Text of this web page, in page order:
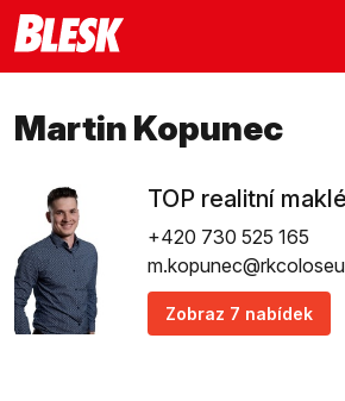
Martin Kopunec
TOP realitní
+420 730 525 165
Zobraz 7 nabídek